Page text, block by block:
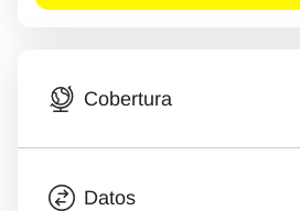
Cobertura
Datos